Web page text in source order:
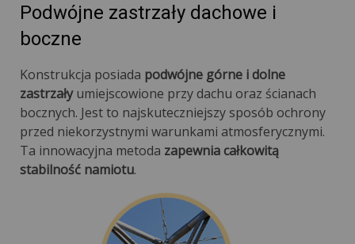
Podwójne zastrzały dachowe i
boczne
Konstrukcja posiada podwójne górne i dolne
zastrzałyumiejscowione przy dachu oraz ścianach
bocznych. Jest to najskuteczniejszy sposób ochrony
przed niekorzystnymi warunkami atmosferycznymi.
Ta innowacyjna metoda zapewnia całkowitą
stabilność namiotu.